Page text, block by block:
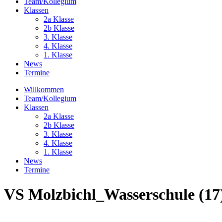
Klassen
2a Klasse
2b Klasse
3. Klasse
4. Klasse
1. Klasse
News
Termine
Willkommen
Team/Kollegium
Klassen
2a Klasse
2b Klasse
3. Klasse
4. Klasse
1. Klasse
News
Termine
VS Molzbichl_Wasserschule